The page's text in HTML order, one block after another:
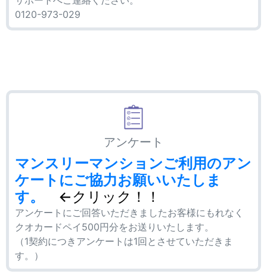
0120-973-029
アンケート
マンスリーマンションご利用のアン
ケートにご協力お願いいたしま
す。
←クリック！！
アンケートにご回答いただきましたお客様にもれなく
クオカードペイ500円分をお送りいたします。
（1契約につきアンケートは1回とさせていただきま
す。）